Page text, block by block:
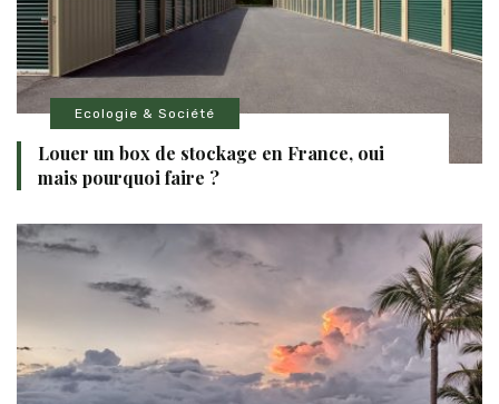
Ecologie & Société
Louer un box de stockage en France, oui
mais pourquoi faire ?